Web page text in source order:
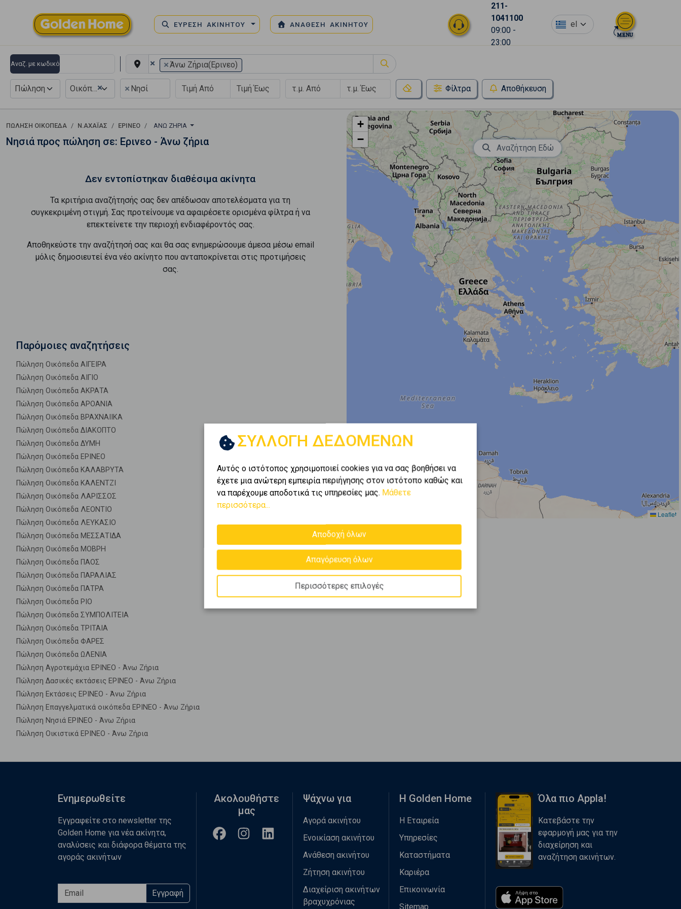
ΕΥΡΕΣΗ ΑΚΙΝΗΤΟΥ ΑΝΑΘΕΣΗ ΑΚΙΝΗΤΟΥ
211-
1041100
09:00 -
23:00
el
Αναζ. με κωδικό × ×Άνω Ζήρια(Ερινεο)
Πώληση ×
Οικόπεδο × Νησί Φίλτρα Αποθήκευση
ΠΏΛΗΣΗ ΟΙΚΌΠΕΔΑ Ν.ΑΧΑΪΑΣ ΕΡΙΝΕΟ ΆΝΩ ΖΉΡΙΑ
Νησιά προς πώληση σε: Ερινεο - Άνω ζήρια
Δεν εντοπίστηκαν διαθέσιμα ακίνητα
Τα κριτήρια αναζήτησής σας δεν απέδωσαν αποτελέσματα για τη
συγκεκριμένη στιγμή. Σας προτείνουμε να αφαιρέσετε ορισμένα φίλτρα ή να
επεκτείνετε την περιοχή ενδιαφέροντός σας.
Αποθηκεύστε την αναζήτησή σας και θα σας ενημερώσουμε άμεσα μέσω email
μόλις δημοσιευτεί ένα νέο ακίνητο που ανταποκρίνεται στις προτιμήσεις
σας.
Παρόμοιες αναζητήσεις
Πώληση Οικόπεδα ΑΙΓΕΙΡΑ
Πώληση Οικόπεδα ΑΙΓΙΟ
Πώληση Οικόπεδα ΑΚΡΑΤΑ
Πώληση Οικόπεδα ΑΡΟΑΝΙΑ
Πώληση Οικόπεδα ΒΡΑΧΝΑΙΙΚΑ
Πώληση Οικόπεδα ΔΙΑΚΟΠΤΟ
Πώληση Οικόπεδα ΔΥΜΗ
Πώληση Οικόπεδα ΕΡΙΝΕΟ
Πώληση Οικόπεδα ΚΑΛΑΒΡΥΤΑ
Πώληση Οικόπεδα ΚΑΛΕΝΤΖΙ
Πώληση Οικόπεδα ΛΑΡΙΣΣΟΣ
Πώληση Οικόπεδα ΛΕΟΝΤΙΟ
Πώληση Οικόπεδα ΛΕΥΚΑΣΙΟ
Πώληση Οικόπεδα ΜΕΣΣΑΤΙΔΑ
Πώληση Οικόπεδα ΜΟΒΡΗ
Πώληση Οικόπεδα ΠΑΟΣ
Πώληση Οικόπεδα ΠΑΡΑΛΙΑΣ
Πώληση Οικόπεδα ΠΑΤΡΑ
Πώληση Οικόπεδα ΡΙΟ
Πώληση Οικόπεδα ΣΥΜΠΟΛΙΤΕΙΑ
Πώληση Οικόπεδα ΤΡΙΤΑΙΑ
Πώληση Οικόπεδα ΦΑΡΕΣ
Πώληση Οικόπεδα ΩΛΕΝΙΑ
Πώληση Αγροτεμάχια ΕΡΙΝΕΟ - Άνω Ζήρια
Πώληση Δασικές εκτάσεις ΕΡΙΝΕΟ - Άνω Ζήρια
Πώληση Εκτάσεις ΕΡΙΝΕΟ - Άνω Ζήρια
Πώληση Επαγγελματικά οικόπεδα ΕΡΙΝΕΟ - Άνω Ζήρια
Πώληση Νησιά ΕΡΙΝΕΟ - Άνω Ζήρια
Πώληση Οικιστικά ΕΡΙΝΕΟ - Άνω Ζήρια
+
−
Leaflet
Αναζήτηση Εδώ
ΣΥΛΛΟΓΗ ΔΕΔΟΜΕΝΩΝ
Αυτός ο ιστότοπος χρησιμοποιεί cookies για να σας βοηθήσει να
έχετε μια ανώτερη εμπειρία περιήγησης στον ιστότοπο καθώς και
να παρέχουμε αποδοτικά τις υπηρεσίες μας. Μάθετε
περισσότερα...
Αποδοχή όλων
Απαγόρευση όλων
Περισσότερες επιλογές
Ενημερωθείτε
Εγγραφείτε στο newsletter της
Golden Home για νέα ακίνητα,
αναλύσεις και διάφορα θέματα της
αγοράς ακινήτων
Εγγραφή
Ακολουθήστε
μας
Ψάχνω για
Αγορά ακινήτου
Ενοικίαση ακινήτου
Ανάθεση ακινήτου
Ζήτηση ακινήτου
Διαχείριση ακινήτων
βραχυχρόνιας
Η Golden Home
Η Εταιρεία
Υπηρεσίες
Καταστήματα
Καριέρα
Επικοινωνία
Sitemap
Όλα πιο Appla!
Κατεβάστε την
εφαρμογή μας για την
διαχείρηση και
αναζήτηση ακινήτων.